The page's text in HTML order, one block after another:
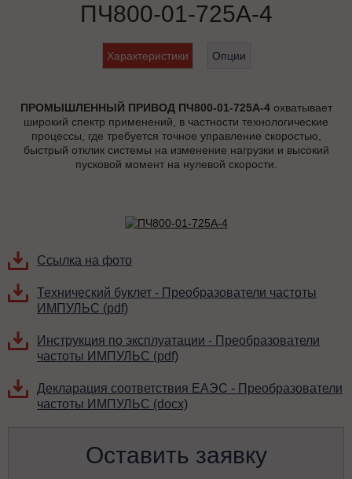
ПЧ800-01-725А-4
Характеристики Опции
ПРОМЫШЛЕННЫЙ ПРИВОД ПЧ800-01-725А-4охватывает
широкий спектр применений, в частности технологические
процессы, где требуется точное управление скоростью,
быстрый отклик системы на изменение нагрузки и высокий
пусковой момент на нулевой скорости.
Ссылка на фото
Технический буклет - Преобразователи частоты
ИМПУЛЬС (pdf)
Инструкция по эксплуатации - Преобразователи
частоты ИМПУЛЬС (pdf)
Декларация соответствия ЕАЭС - Преобразователи
частоты ИМПУЛЬС (docx)
Оставить заявку